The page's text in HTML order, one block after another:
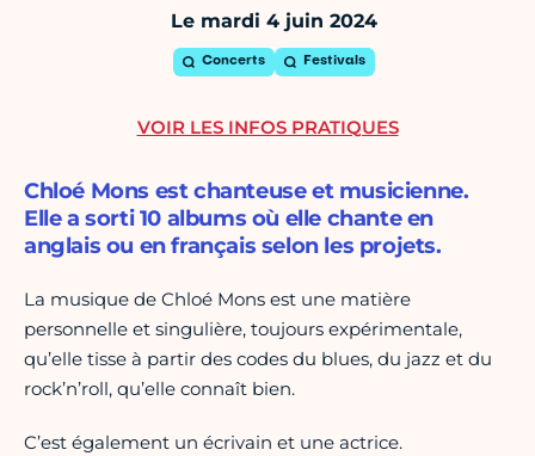
Le mardi 4 juin 2024
Concerts Festivals
Chloé Mons est chanteuse et musicienne.
Elle a sorti 10 albums où elle chante en
anglais ou en français selon les projets.
La musique de Chloé Mons est une matière
personnelle et singulière, toujours expérimentale,
qu’elle tisse à partir des codes du blues, du jazz et du
rock’n’roll, qu’elle connaît bien.
C’est également un écrivain et une actrice.
VOIR LES INFOS PRATIQUES